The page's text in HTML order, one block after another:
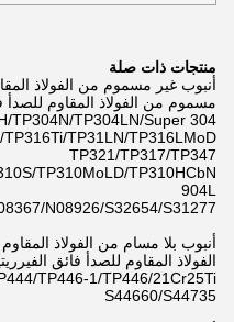
منتجات ذات صلة
أنبوب غير مسموم من الفولاذ
مسموم من الفولاذ المقاوم للصدأ
TP304N/TP304LN/Super 304
TP31LN/TP316LMoD
TP321/TP317/TP347
TP310MoLD/TP310HCbN
904L
N08926/S32654/S31277
أنبوب بلا مسام من الفولاذ
الفولاذ المقاوم للصدأ فائق
TP446-1/TP446/21Cr25Ti
S44660/S44735